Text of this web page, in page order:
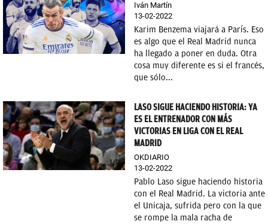
FEMENINO
PAPARAZZI
Iván Martín
13-02-2022
Karim Benzema viajará a París. Eso
es algo que el Real Madrid nunca
ha llegado a poner en duda. Otra
cosa muy diferente es si el francés,
que sólo...
LASO SIGUE HACIENDO HISTORIA: YA
ES EL ENTRENADOR CON MÁS
VICTORIAS EN LIGA CON EL REAL
MADRID
OKDIARIO
13-02-2022
Pablo Laso sigue haciendo historia
con el Real Madrid. La victoria ante
el Unicaja, sufrida pero con la que
se rompe la mala racha de